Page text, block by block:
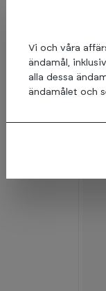
GO
5+
Vi och våra
ändamål,
alla dessa
ändamålet och